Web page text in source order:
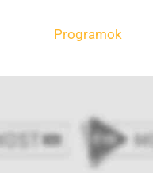
Programok